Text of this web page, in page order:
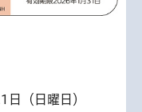
（日曜日）